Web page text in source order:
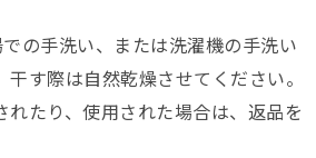
の手洗い、または洗濯機の手洗い
す際は自然乾燥させてください。
たり、使用された場合は、返品を